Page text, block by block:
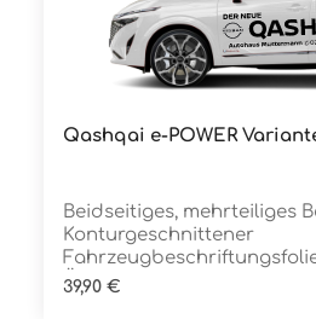
Qashqai e-POWER
Beidseitiges, mehrteiliges
Konturgeschnittener
ÜbertragungstapeDie
Regulärer Preis:
39,90 €